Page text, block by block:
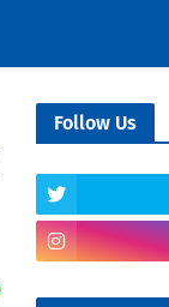
Follow Us